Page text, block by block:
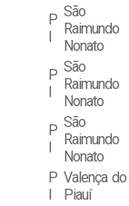
P
I
São
Raimundo
Nonato
P
I
São
Raimundo
Nonato
P
I
São
Raimundo
Nonato
P
I
Valença do
Piauí